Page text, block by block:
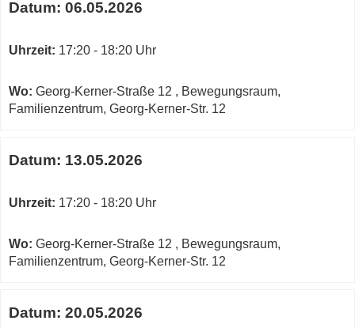
Datum: 06.05.2026
Uhrzeit: 17:20 - 18:20 Uhr
Wo: Georg-Kerner-Straße 12 , Bewegungsraum,
Familienzentrum, Georg-Kerner-Str. 12
Datum: 13.05.2026
Uhrzeit: 17:20 - 18:20 Uhr
Wo: Georg-Kerner-Straße 12 , Bewegungsraum,
Familienzentrum, Georg-Kerner-Str. 12
Datum: 20.05.2026